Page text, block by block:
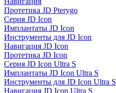
Протетика JD Pterygo
Серия JD Icon
Имплантаты JD Icon
Инструменты для JD Icon
Навигация JD Icon
Протетика JD Icon
Серия JD Icon Ultra S
Имплантаты JD Icon Ultra S
Инструменты для JD Icon Ultra S
Навигация JD Icon Ultra S